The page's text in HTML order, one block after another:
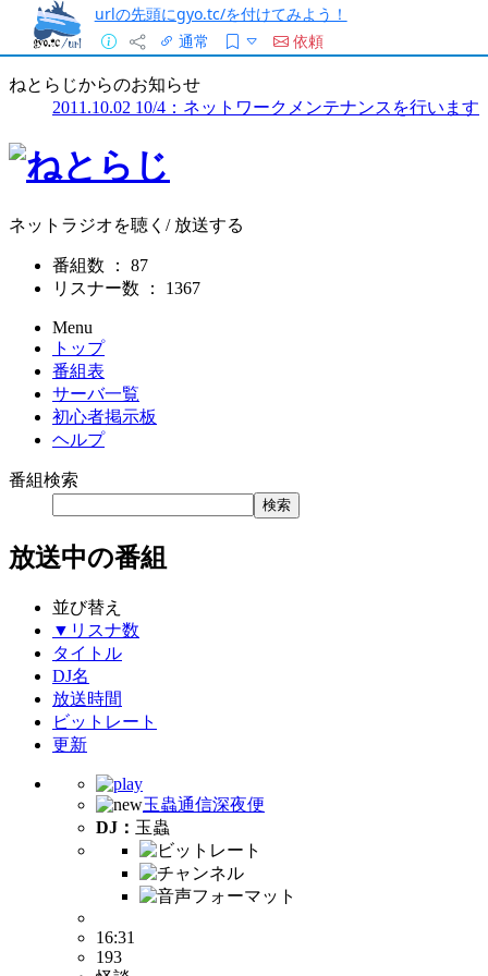
urlの先頭にgyo.tc/を付けてみよう！
通常
依頼